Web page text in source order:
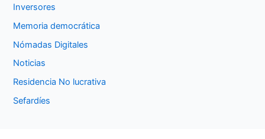
Inversores
Memoria democrática
Nómadas Digitales
Noticias
Residencia No lucrativa
Sefardíes